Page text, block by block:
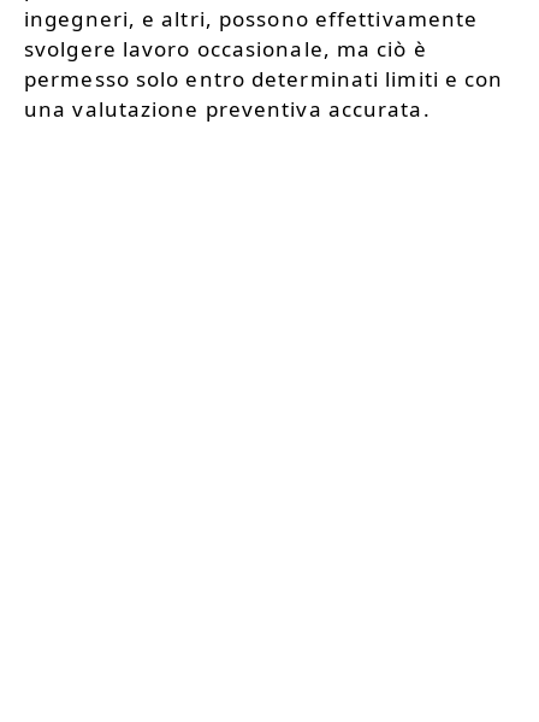
ingegneri, e altri, possono effettivamente
svolgere lavoro occasionale, ma ciò è
permesso solo entro determinati limiti e con
una valutazione preventiva accurata.